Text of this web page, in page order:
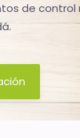
de control